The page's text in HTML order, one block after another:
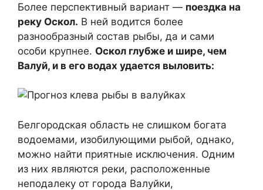
Более перспективный вариант — поездка на
реку Оскол. В ней водится более
разнообразный состав рыбы, да и сами
особи крупнее. Оскол глубже и шире, чем
Валуй, и в его водах удается выловить:
Белгородская область не слишком богата
водоемами, изобилующими рыбой, однако,
можно найти приятные исключения. Одним
из них являются реки, расположенные
неподалеку от города Валуйки,